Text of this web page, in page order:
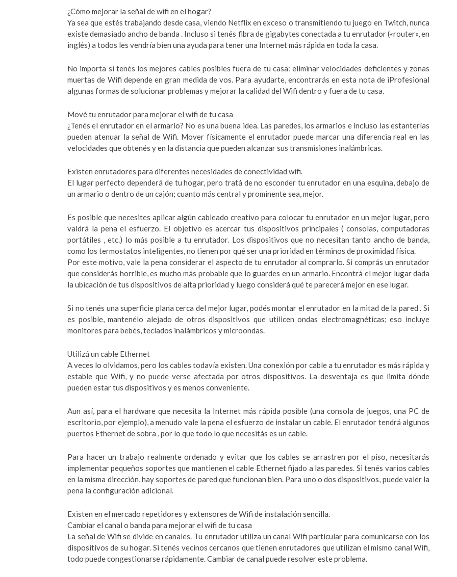
¿Cómo mejorar la señal de wifi en el hogar?
Ya sea que estés trabajando desde casa, viendo Netflix en exceso o transmitiendo tu juego en Twitch, nunca
existe demasiado ancho de banda . Incluso si tenés fibra de gigabytes conectada a tu enrutador («router», en
inglés) a todos les vendría bien una ayuda para tener una Internet más rápida en toda la casa.
No importa si tenés los mejores cables posibles fuera de tu casa: eliminar velocidades deficientes y zonas
muertas de Wifi depende en gran medida de vos. Para ayudarte, encontrarás en esta nota de iProfesional
algunas formas de solucionar problemas y mejorar la calidad del Wifi dentro y fuera de tu casa.
Mové tu enrutador para mejorar el wifi de tu casa
¿Tenés el enrutador en el armario? No es una buena idea. Las paredes, los armarios e incluso las estanterías
pueden atenuar la señal de Wifi. Mover físicamente el enrutador puede marcar una diferencia real en las
velocidades que obtenés y en la distancia que pueden alcanzar sus transmisiones inalámbricas.
Existen enrutadores para diferentes necesidades de conectividad wifi.
El lugar perfecto dependerá de tu hogar, pero tratá de no esconder tu enrutador en una esquina, debajo de
un armario o dentro de un cajón; cuanto más central y prominente sea, mejor.
Es posible que necesites aplicar algún cableado creativo para colocar tu enrutador en un mejor lugar, pero
valdrá la pena el esfuerzo. El objetivo es acercar tus dispositivos principales ( consolas, computadoras
portátiles , etc.) lo más posible a tu enrutador. Los dispositivos que no necesitan tanto ancho de banda,
como los termostatos inteligentes, no tienen por qué ser una prioridad en términos de proximidad física.
Por este motivo, vale la pena considerar el aspecto de tu enrutador al comprarlo. Si comprás un enrutador
que considerás horrible, es mucho más probable que lo guardes en un armario. Encontrá el mejor lugar dada
la ubicación de tus dispositivos de alta prioridad y luego considerá qué te parecerá mejor en ese lugar.
Si no tenés una superficie plana cerca del mejor lugar, podés montar el enrutador en la mitad de la pared . Si
es posible, mantenélo alejado de otros dispositivos que utilicen ondas electromagnéticas; eso incluye
monitores para bebés, teclados inalámbricos y microondas.
Utilizá un cable Ethernet
A veces lo olvidamos, pero los cables todavía existen. Una conexión por cable a tu enrutador es más rápida y
estable que Wifi, y no puede verse afectada por otros dispositivos. La desventaja es que limita dónde
pueden estar tus dispositivos y es menos conveniente.
Aun así, para el hardware que necesita la Internet más rápida posible (una consola de juegos, una PC de
escritorio, por ejemplo), a menudo vale la pena el esfuerzo de instalar un cable. El enrutador tendrá algunos
puertos Ethernet de sobra , por lo que todo lo que necesitás es un cable.
Para hacer un trabajo realmente ordenado y evitar que los cables se arrastren por el piso, necesitarás
implementar pequeños soportes que mantienen el cable Ethernet fijado a las paredes. Si tenés varios cables
en la misma dirección, hay soportes de pared que funcionan bien. Para uno o dos dispositivos, puede valer la
pena la configuración adicional.
Existen en el mercado repetidores y extensores de Wifi de instalación sencilla.
Cambiar el canal o banda para mejorar el wifi de tu casa
La señal de Wifi se divide en canales. Tu enrutador utiliza un canal Wifi particular para comunicarse con los
dispositivos de su hogar. Si tenés vecinos cercanos que tienen enrutadores que utilizan el mismo canal Wifi,
todo puede congestionarse rápidamente. Cambiar de canal puede resolver este problema.